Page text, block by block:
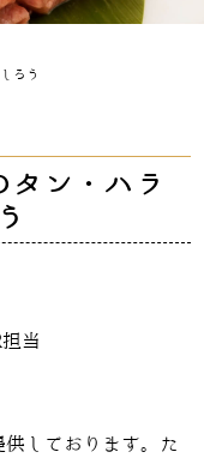
ろう
タン・ハラ
当
しております。た